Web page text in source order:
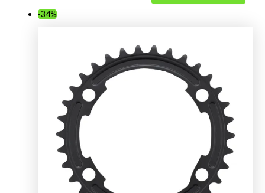
était :
82.49€.
est :
59.28€.
-34%